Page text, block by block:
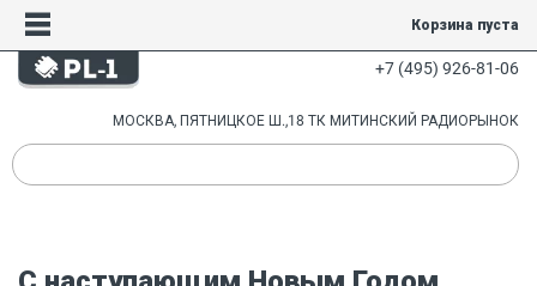
Корзина пуста
+7 (495) 926-81-06
МОСКВА, ПЯТНИЦКОЕ Ш.,18 ТК МИТИНСКИЙ РАДИОРЫНОК